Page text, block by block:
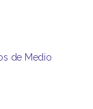
de Medio